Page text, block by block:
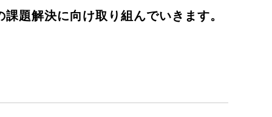
題解決に向け取り組んでいきます。